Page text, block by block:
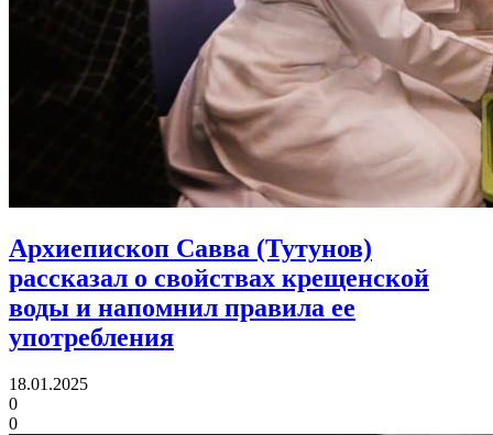
Архиепископ Савва (Тутунов)
рассказал о свойствах крещенской
воды и напомнил правила ее
употребления
18.01.2025
0
0